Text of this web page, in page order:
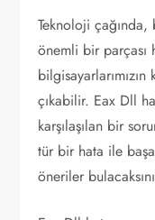
Teknoloji çağında,
önemli bir
çıkabilir. Eax Dll
karşılaşılan bir
tür bir hata ile
öneriler